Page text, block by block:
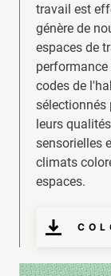
travail est
génère de
espaces de
performance
codes de
sélectionnés
leurs
sensorielles
climats
espaces.